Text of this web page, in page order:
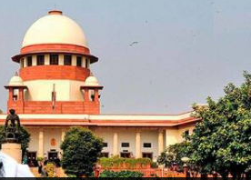
Row: ఆప్ ఎంపీ
భారీ షాక్.. ప్రధాని
పిటిషన్‌
08, 2024 05:07 pm